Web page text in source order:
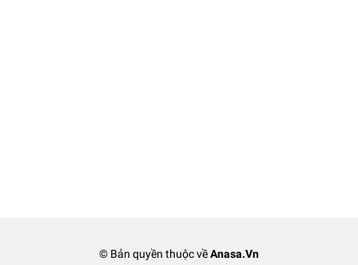
© Bản quyền thuộc vềAnasa.Vn